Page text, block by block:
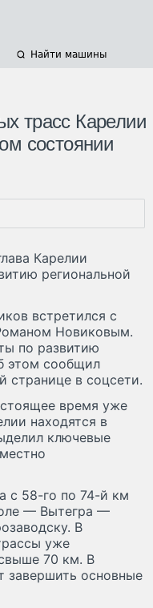
Найти машины
трасс Карелии
состоянии
Карелии
региональной
встретился с
Новиковым.
по развитию
этом сообщил
странице в соцсети.
время уже
находятся в
ключевые
с 58-го по 74-й км
— Вытегра —
В
уже
70 км. В
завершить основные